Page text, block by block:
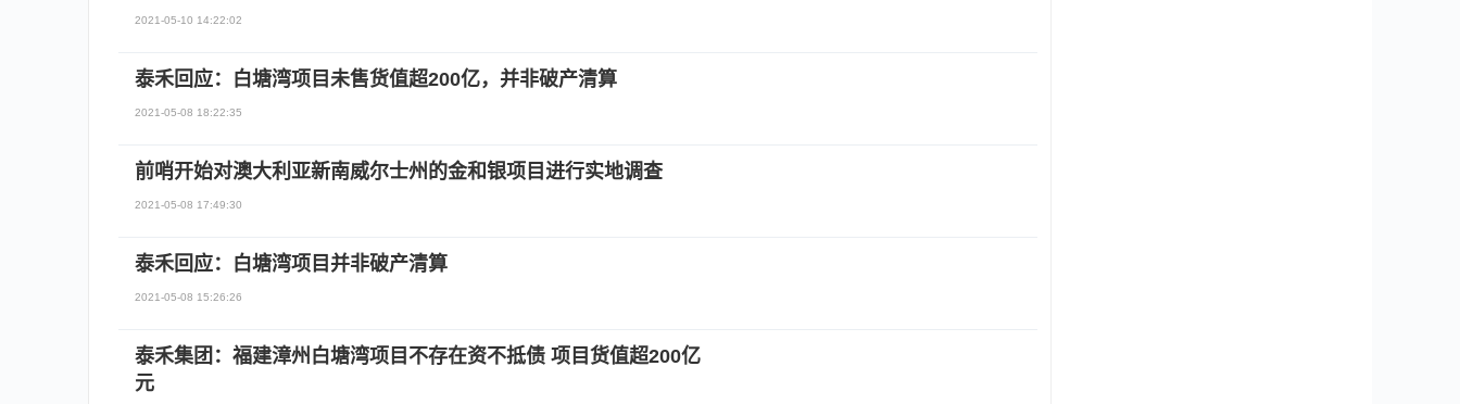
2021-05-10 14:22:02
泰禾回应：白塘湾项目未售货值超200亿，并非破产清算
2021-05-08 18:22:35
前哨开始对澳大利亚新南威尔士州的金和银项目进行实地调查
2021-05-08 17:49:30
泰禾回应：白塘湾项目并非破产清算
2021-05-08 15:26:26
泰禾集团：福建漳州白塘湾项目不存在资不抵债 项目货值超200亿
元